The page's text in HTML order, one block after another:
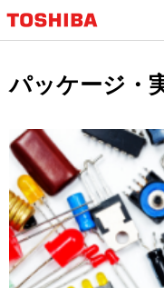
パッケージ・